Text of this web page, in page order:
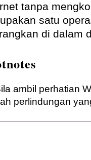
tanpa
satu
di dalam
ambil perhatian
perlindungan